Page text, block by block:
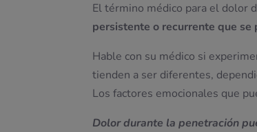
El término médico para el dolor
persistente o recurrente que
Hable con su médico si
tienden a ser diferentes,
Los factores emocionales que
Dolor durante la penetración